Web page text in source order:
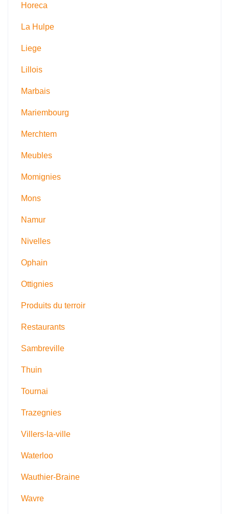
Horeca
La Hulpe
Liege
Lillois
Marbais
Mariembourg
Merchtem
Meubles
Momignies
Mons
Namur
Nivelles
Ophain
Ottignies
Produits du terroir
Restaurants
Sambreville
Thuin
Tournai
Trazegnies
Villers-la-ville
Waterloo
Wauthier-Braine
Wavre